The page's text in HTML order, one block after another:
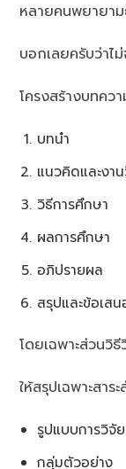
หลายคนพยายา
บอกเลยครับว่าไม่
โครงสร้างบทคว
บทนำ
แนวคิดและงา
วิธีการศึกษา
ผลการศึกษา
อภิปรายผล
สรุปและข้อเสน
โดยเฉพาะส่วนวิธี
ให้สรุปเฉพาะสาร
รูปแบบการวิจัย
กลุ่มตัวอย่าง